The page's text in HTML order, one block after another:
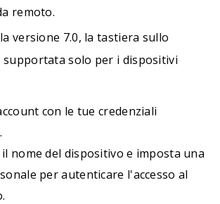
remoto.
versione 7.0, la tastiera sullo
supportata solo per i dispositivi
con le tue credenziali
nome del dispositivo e imposta una
per autenticare l'accesso al